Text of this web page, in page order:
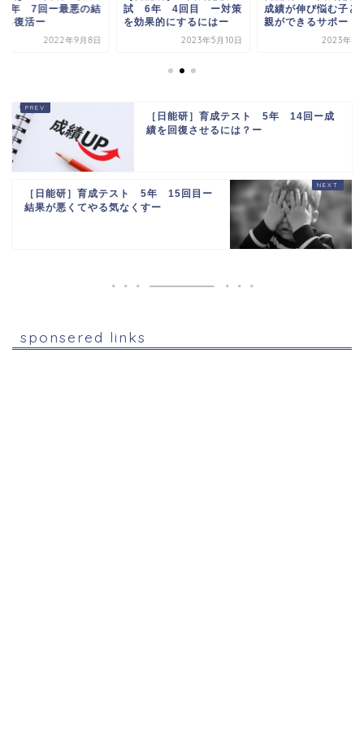
年 7回ー最悪の結
ら復活ー
2022年9月8日
試 6年 4回目 ー対策
を効果的にするにはー
2023年5月10日
成績が伸び悩む子ど
親ができるサポート
2023年4
［日能研］育成テスト 5年 14回ー成
績を回復させるには？ー
［日能研］育成テスト 5年 15回目ー
結果が悪くてやる気なくすー
sponsered links